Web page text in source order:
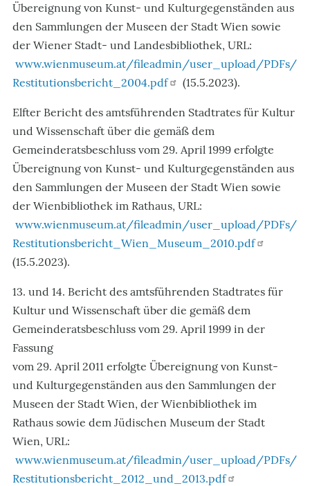
Übereignung von Kunst- und Kulturgegenständen aus
den Sammlungen der Museen der Stadt Wien sowie
der Wiener Stadt- und Landesbibliothek, URL:
www.wienmuseum.at/fileadmin/user_upload/PDFs/
Restitutionsbericht_2004.pdf
(15.5.2023).
Elfter Bericht des amtsführenden Stadtrates für Kultur
und Wissenschaft über die gemäß dem
Gemeinderatsbeschluss vom 29. April 1999 erfolgte
Übereignung von Kunst- und Kulturgegenständen aus
den Sammlungen der Museen der Stadt Wien sowie
der Wienbibliothek im Rathaus, URL:
www.wienmuseum.at/fileadmin/user_upload/PDFs/
Restitutionsbericht_Wien_Museum_2010.pdf
(15.5.2023).
13. und 14. Bericht des amtsführenden Stadtrates für
Kultur und Wissenschaft über die gemäß dem
Gemeinderatsbeschluss vom 29. April 1999 in der
Fassung
vom 29. April 2011 erfolgte Übereignung von Kunst-
und Kulturgegenständen aus den Sammlungen der
Museen der Stadt Wien, der Wienbibliothek im
Rathaus sowie dem Jüdischen Museum der Stadt
Wien, URL:
www.wienmuseum.at/fileadmin/user_upload/PDFs/
Restitutionsbericht_2012_und_2013.pdf